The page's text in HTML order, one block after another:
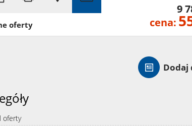
9
cena:
Dodaj
oferty
oferty